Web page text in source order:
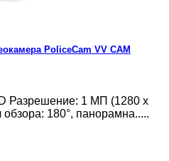
PoliceCam VV CAM
Разрешение: 1 МП (1280 х
180°, панорамна.....